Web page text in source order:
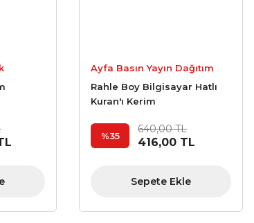
Ayfa Basın Yayın Dağıtım
Rahle Boy Bilgisayar Hatlı
Kuran'ı Kerim
%35
640,00 TL
416,00 TL
Sepete Ekle